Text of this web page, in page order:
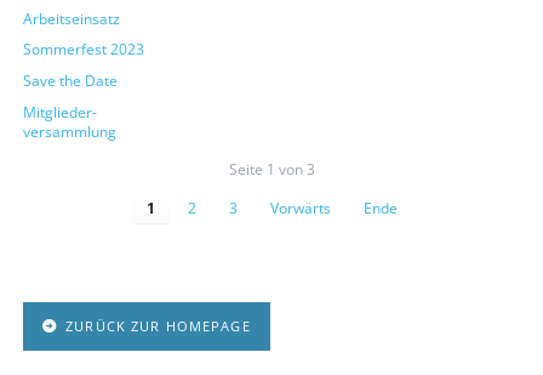
Arbeitseinsatz
Sommerfest 2023
Save the Date
Mitglieder-
versammlung
Seite 1 von 3
1
2 3 Vorwärts Ende
ZURÜCK ZUR HOMEPAGE